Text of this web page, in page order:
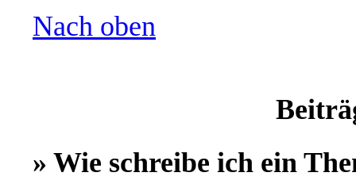
Nach oben
» Wie schreibe ich ein